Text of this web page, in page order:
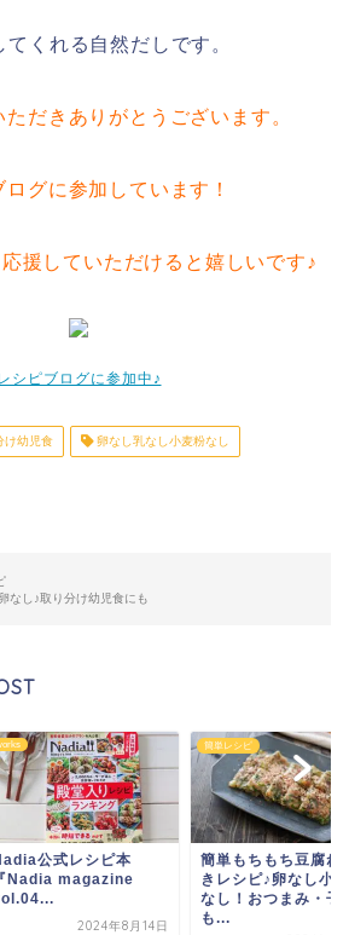
くれる自然だしです。
だきありがとうございます。
ログに参加しています！
援していただけると嬉しいです♪
シピブログに参加中♪
け幼児食 卵なし乳なし小麦粉なし
なし♪取り分け幼児食にも
単レシピ
単もちもち豆腐ねぎ焼
きレシピ♪卵なし小麦粉
し！おつまみ・子ど
米粉ケーキレシピ
炊飯器で簡単！人参
ケーキレシピ【乳な
麦粉なし卵なし】